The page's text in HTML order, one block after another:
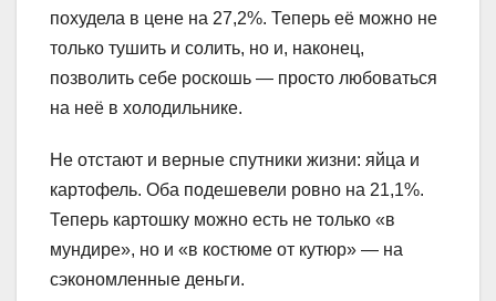
похудела в цене на 27,2%. Теперь её можно не
только тушить и солить, но и, наконец,
позволить себе роскошь — просто любоваться
на неё в холодильнике.
Не отстают и верные спутники жизни: яйца и
картофель. Оба подешевели ровно на 21,1%.
Теперь картошку можно есть не только «в
мундире», но и «в костюме от кутюр» — на
сэкономленные деньги.